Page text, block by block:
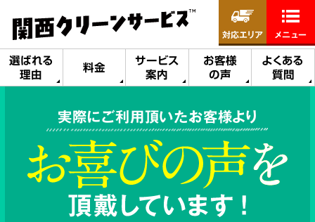
選ばれる
理由
料金
サービス
案内
お客様
の声
よくある
質問
対応エリア メニュー
実際にご利用頂いたお客様より